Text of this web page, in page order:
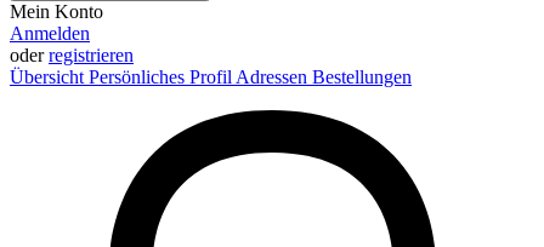
Mein Konto
Anmelden
oderregistrieren
Übersicht Persönliches Profil Adressen Bestellungen